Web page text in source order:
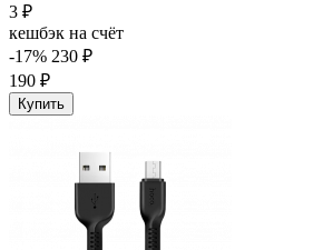
3 ₽
кешбэк на счёт
-17% 230 ₽
190 ₽
Купить